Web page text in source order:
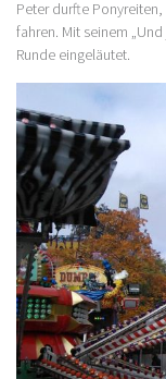
Peter durfte
fahren. Mit seinem
Runde eingeläutet.